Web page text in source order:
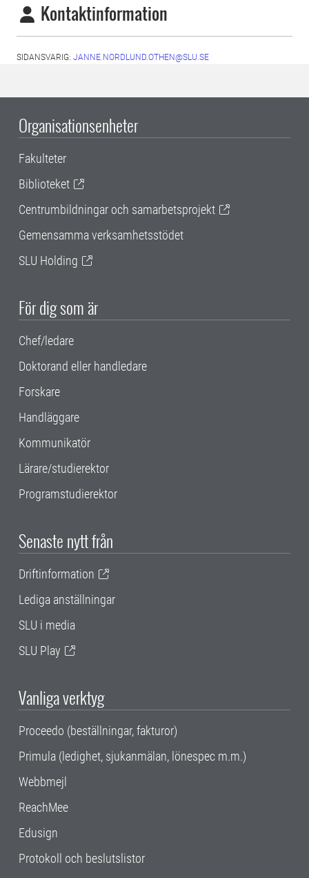
Kontaktinformation
SIDANSVARIG: JANNE.NORDLUND.OTHEN@SLU.SE
Organisationsenheter
Fakulteter
Biblioteket
Centrumbildningar och samarbetsprojekt
Gemensamma verksamhetsstödet
SLU Holding
För dig som är
Chef/ledare
Doktorand eller handledare
Forskare
Handläggare
Kommunikatör
Lärare/studierektor
Programstudierektor
Senaste nytt från
Driftinformation
Lediga anställningar
SLU i media
SLU Play
Vanliga verktyg
Proceedo (beställningar, fakturor)
Primula (ledighet, sjukanmälan, lönespec m.m.)
Webbmejl
ReachMee
Edusign
Protokoll och beslutslistor